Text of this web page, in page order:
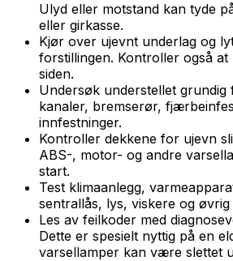
Ulyd eller motstand kan tyde
eller girkasse.
Kjør over ujevnt underlag og
forstillingen. Kontroller også
siden.
Undersøk understellet
kanaler, bremserør,
innfestninger.
Kontroller dekkene for ujevn
ABS-, motor- og andre
start.
Test klimaanlegg,
sentrallås, lys, viskere og
Les av feilkoder med
Dette er spesielt nyttig på en
varsellamper kan være slettet